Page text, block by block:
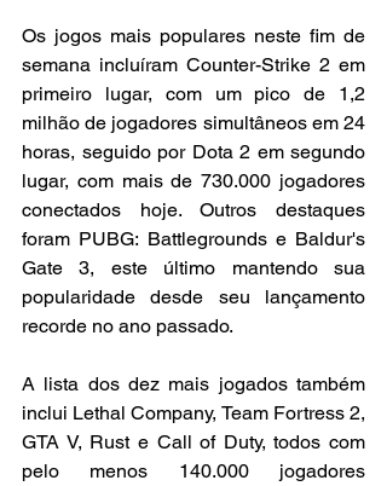
Os jogos mais populares neste fim de
semana incluíram Counter-Strike 2 em
primeiro lugar, com um pico de 1,2
milhão de jogadores simultâneos em 24
horas, seguido por Dota 2 em segundo
lugar, com mais de 730.000 jogadores
conectados hoje. Outros destaques
foram PUBG: Battlegrounds e Baldur's
Gate 3, este último mantendo sua
popularidade desde seu lançamento
recorde no ano passado.
A lista dos dez mais jogados também
inclui Lethal Company, Team Fortress 2,
GTA V, Rust e Call of Duty, todos com
pelo menos 140.000 jogadores